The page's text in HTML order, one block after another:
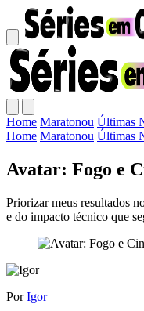
Home Maratonou Últimas
Home Maratonou Últimas
Avatar: Fogo e
Priorizar meus resultados
e do impacto técnico que
PorIgor